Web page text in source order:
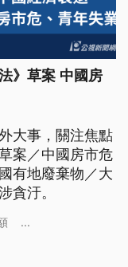
》草案 中國房
大事，關注焦點
案／中國房市危
有地廢棄物／大
貪汙。
...